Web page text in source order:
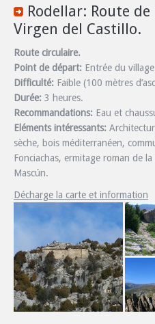
Rodellar: Route
Virgen del Castillo.
Route circulaire.
Point de départ: Entrée du
Difficulté: Faible (100 mètres
Durée: 3 heures.
Recommandations: Eau et
Eléments intéressants:
sèche, bois méditerranéen,
Fonciachas, ermitage roman de
Mascún.
Décharge la carte et information